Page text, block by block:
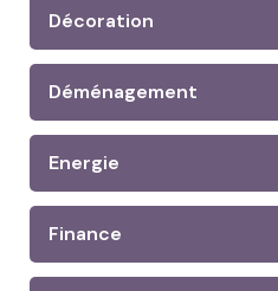
Décoration
Déménagement
Energie
Finance